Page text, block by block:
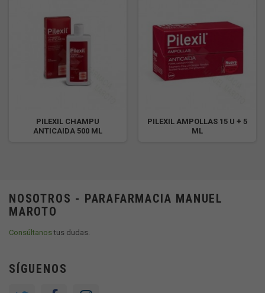
PILEXIL CHAMPU
ANTICAIDA 500 ML
PILEXIL AMPOLLAS 15 U + 5
ML
NOSOTROS - PARAFARMACIA MANUEL
MAROTO
Consúltanostus dudas.
SÍGUENOS